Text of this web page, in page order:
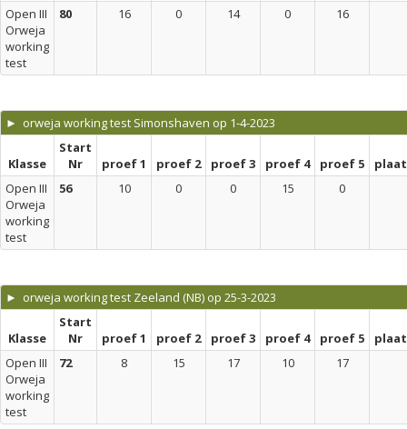
Open III
Orweja
working
test
80 16 0 14 0 16
► orweja working test Simonshaven op 1-4-2023
Klasse
Start
Nr
proef 1 proef 2 proef 3 proef 4 proef 5
Open III
Orweja
working
test
56 10 0 0 15 0
► orweja working test Zeeland (NB) op 25-3-2023
Klasse
Start
Nr
proef 1 proef 2 proef 3 proef 4 proef 5
Open III
Orweja
working
test
72 8 15 17 10 17